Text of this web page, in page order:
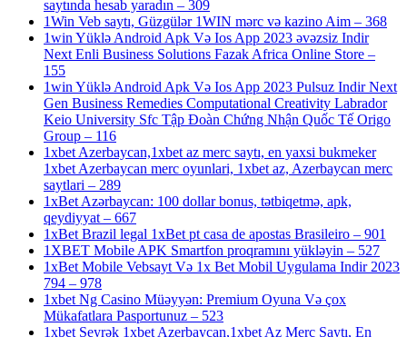
saytında hesab yaradın – 309
1Win Veb saytı, Güzgülər 1WIN mərc və kazino Aim – 368
1win Yüklə Android Apk Və Ios App 2023 əvəzsiz Indir
Next Enli Business Solutions Fazak Africa Online Store –
155
1win Yüklə Android Apk Və Ios App 2023 Pulsuz Indir Next
Gen Business Remedies Computational Creativity Labrador
Keio University Sfc Tập Đoàn Chứng Nhận Quốc Tế Origo
Group – 116
1xbet Azerbaycan,1xbet az merc saytı, en yaxsi bukmeker
1xbet Azerbaycan merc oyunlari, 1xbet az, Azerbaycan merc
saytlari – 289
1xBet Azərbaycan: 100 dollar bonus, tətbiqetmə, apk,
qeydiyyat – 667
1xBet Brazil legal 1xBet pt casa de apostas Brasileiro – 901
1XBET Mobile APK Smartfon proqramını yükləyin – 527
1xBet Mobile Vebsayt Və 1x Bet Mobil Uygulama Indir 2023
794 – 978
1xbet Ng Casino Müəyyən: Premium Oyuna Və çox
Mükafatlara Pasportunuz – 523
1xbet Seyrək 1xbet Azerbaycan,1xbet Az Merc Saytı, En